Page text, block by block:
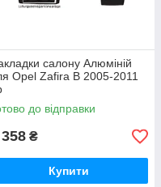
салону Алюміній
Opel Zafira B 2005-2011
до відправки
₴
Купити